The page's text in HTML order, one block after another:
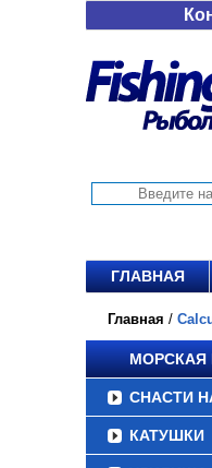
ГЛАВНАЯ
Главная /
МОРСКАЯ
СНАСТИ
КАТУШКИ